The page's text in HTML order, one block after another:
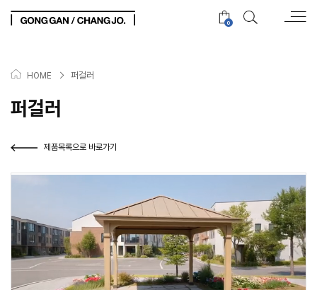
0
HOME > 퍼걸러
퍼걸러
제품목록으로 바로가기